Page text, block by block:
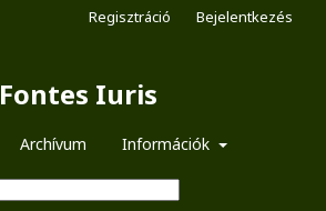
Fontes Iuris
Archívum Információk
Regisztráció Bejelentkezés